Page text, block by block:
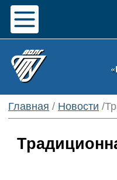
Главная / Новости /